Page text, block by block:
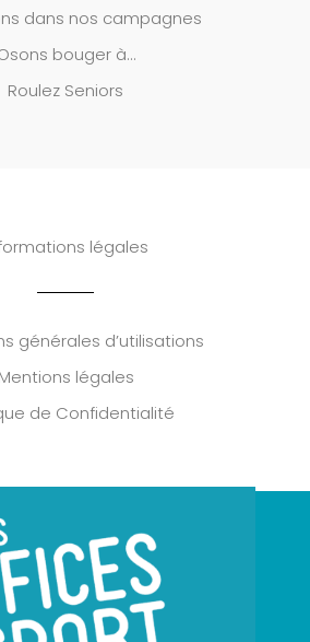
dans nos campagnes
bouger à…
Roulez Seniors
légales
générales d’utilisations
Mentions légales
de Confidentialité